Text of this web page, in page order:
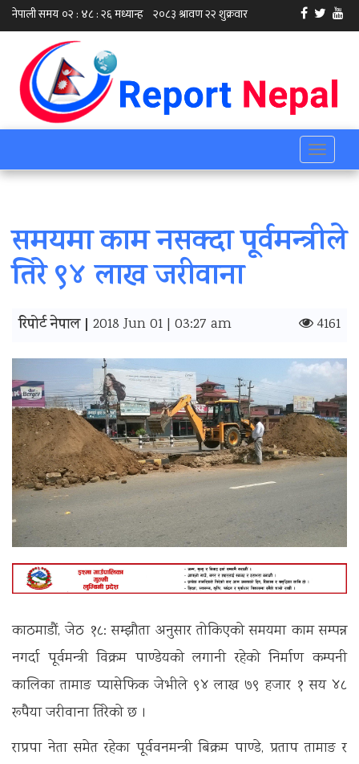
Toggle
समयमा काम नसक्दा पूर्वमन्‍त्रीले
तिरे ९४ लाख जरीवाना
रिपोर्ट नेपाल | 2018 Jun 01 | 03:27 am 4161
काठमाडौं, जेठ १८: सम्झौता अनुसार तोकिएको समयमा काम सम्पन्न
नगर्दा पूर्वमन्‍त्री विक्रम पाण्डेयको लगानी रहेको निर्माण कम्पनी
कालिका तामाङ प्यासेफिक जेभीले ९४ लाख ७९ हजार १ सय ४८
रूपैया जरीवाना तिरेको छ ।
राप्रपा नेता समेत रहेका पूर्ववनमन्‍त्री बिक्रम पाण्डे, प्रताप तामाङ र